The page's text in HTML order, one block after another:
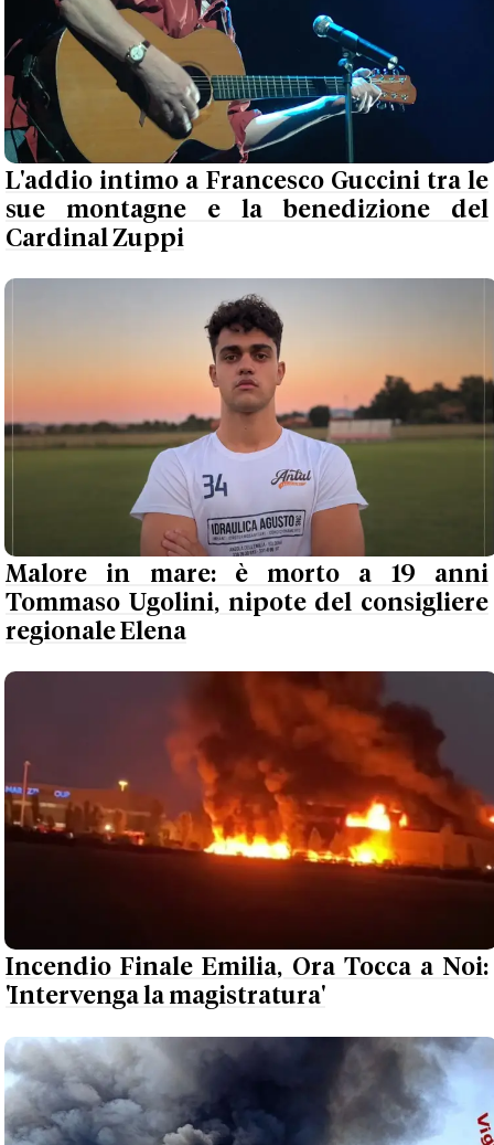
L'addio intimo a Francesco Guccini tra le
sue montagne e la benedizione del
Cardinal Zuppi
Malore in mare: è morto a 19 anni
Tommaso Ugolini, nipote del consigliere
regionale Elena
Incendio Finale Emilia, Ora Tocca a Noi:
'Intervenga la magistratura'